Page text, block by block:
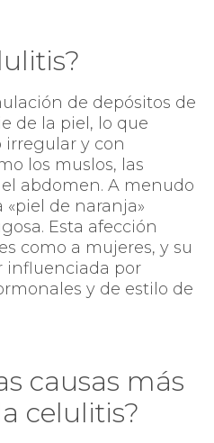
de depósitos de
de la piel, lo que
irregular y con
los muslos, las
abdomen. A menudo
de naranja»
Esta afección
como a mujeres, y su
influenciada por
y de estilo de
causas más
celulitis?